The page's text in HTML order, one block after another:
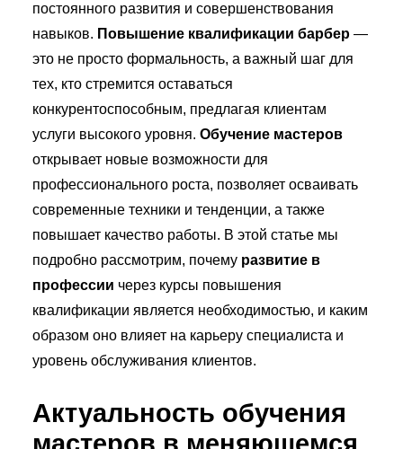
постоянного развития и совершенствования
навыков. Повышение квалификации барбер —
это не просто формальность, а важный шаг для
тех, кто стремится оставаться
конкурентоспособным, предлагая клиентам
услуги высокого уровня. Обучение мастеров
открывает новые возможности для
профессионального роста, позволяет осваивать
современные техники и тенденции, а также
повышает качество работы. В этой статье мы
подробно рассмотрим, почему развитие в
профессии через курсы повышения
квалификации является необходимостью, и каким
образом оно влияет на карьеру специалиста и
уровень обслуживания клиентов.
Актуальность обучения